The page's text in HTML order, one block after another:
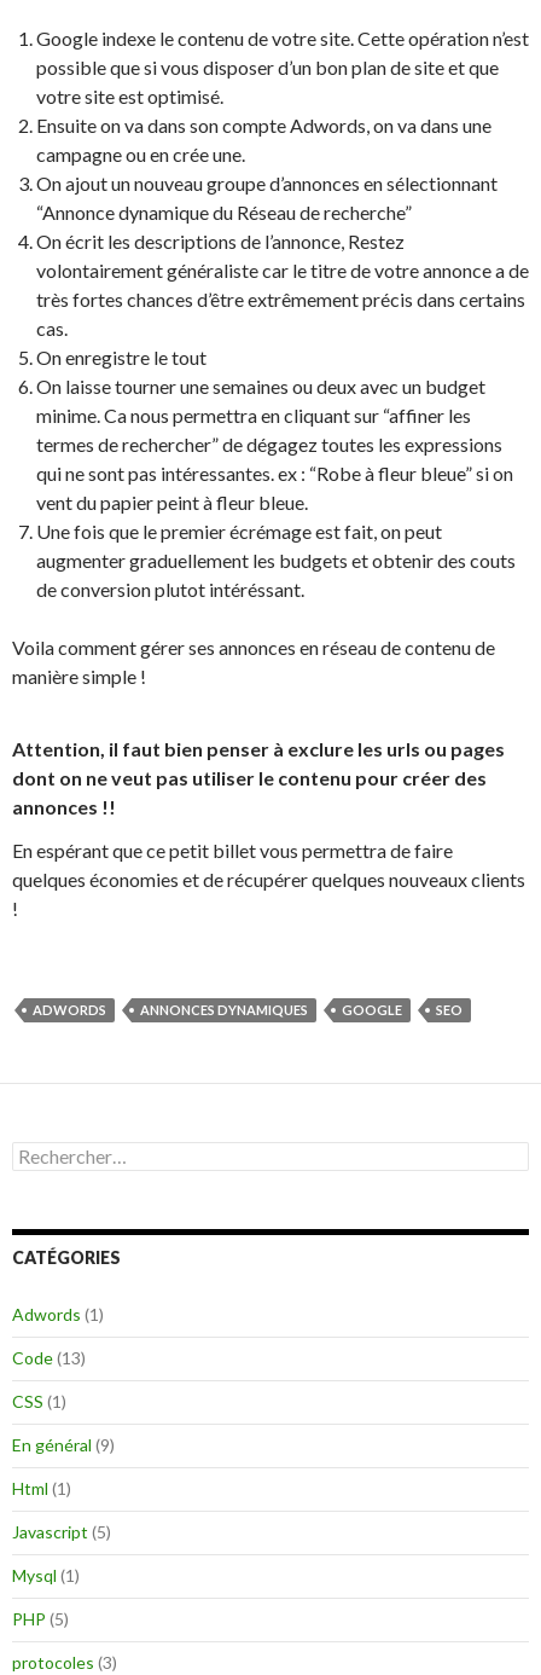
Google indexe le contenu de votre site. Cette opération n’est
possible que si vous disposer d’un bon plan de site et que
votre site est optimisé.
Ensuite on va dans son compte Adwords, on va dans une
campagne ou en crée une.
On ajout un nouveau groupe d’annonces en sélectionnant
“Annonce dynamique du Réseau de recherche”
On écrit les descriptions de l’annonce, Restez
volontairement généraliste car le titre de votre annonce a de
très fortes chances d’être extrêmement précis dans certains
cas.
On enregistre le tout
On laisse tourner une semaines ou deux avec un budget
minime. Ca nous permettra en cliquant sur “affiner les
termes de rechercher” de dégagez toutes les expressions
qui ne sont pas intéressantes. ex : “Robe à fleur bleue” si on
vent du papier peint à fleur bleue.
Une fois que le premier écrémage est fait, on peut
augmenter graduellement les budgets et obtenir des couts
de conversion plutot intéréssant.
Voila comment gérer ses annonces en réseau de contenu de
manière simple !
Attention, il faut bien penser à exclure les urls ou pages
dont on ne veut pas utiliser le contenu pour créer des
annonces !!
En espérant que ce petit billet vous permettra de faire
quelques économies et de récupérer quelques nouveaux clients
!
ADWORDS ANNONCES DYNAMIQUES GOOGLE SEO
R
e
e
r
h
e
r
:
CATÉGORIES
Adwords (1)
Code(13)
CSS (1)
En général (9)
Html (1)
Javascript (5)
Mysql (1)
PHP (5)
protocoles (3)